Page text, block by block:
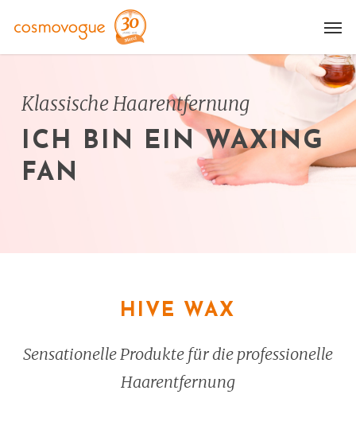
to
main
Klassische Haarentfernung
ICH BIN EIN WAXING
FAN
HIVE WAX
Sensationelle Produkte für die professionelle
Haarentfernung